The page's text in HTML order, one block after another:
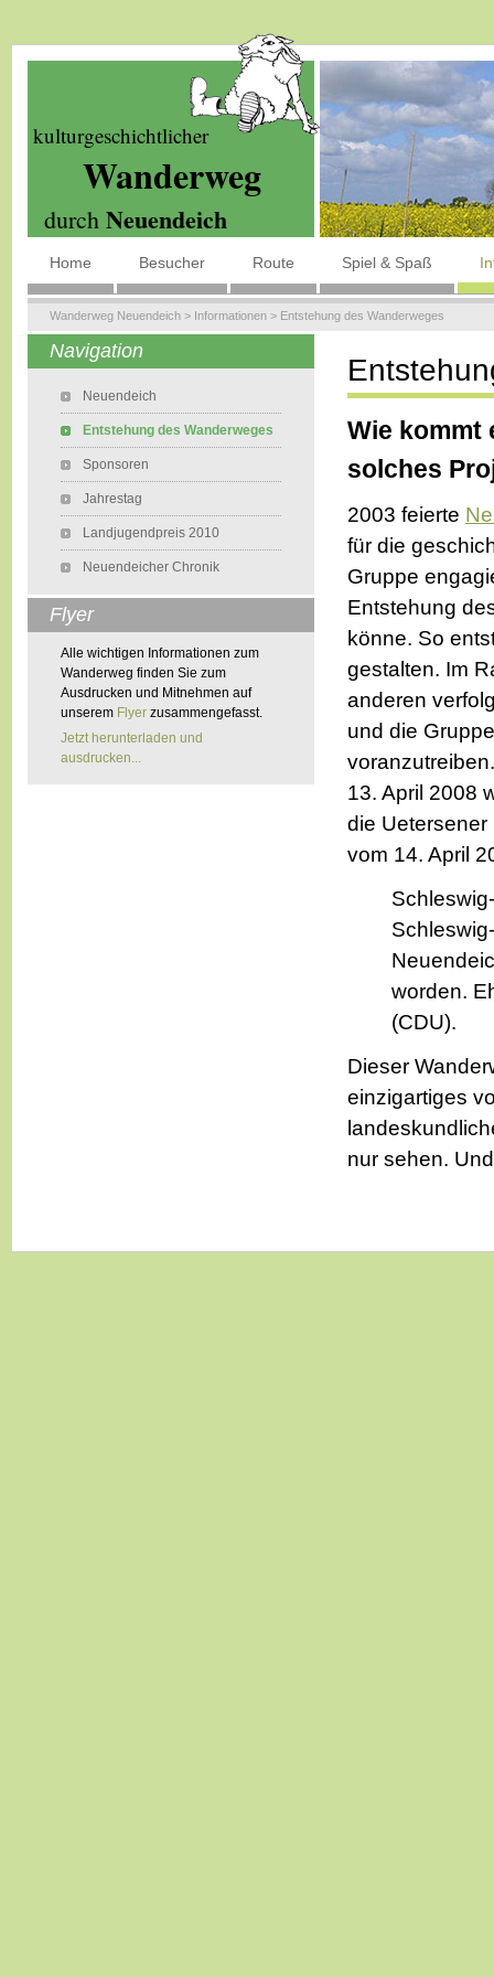
kulturgeschichtlicher
Wanderweg
durch Neuendeich
Home Besucher Route Spiel & Spaß
Wanderweg Neuendeich > Informationen > Entstehung des Wanderweges
Navigation
Neuendeich
Entstehung des Wanderweges
Sponsoren
Jahrestag
Landjugendpreis 2010
Neuendeicher Chronik
Flyer
Alle wichtigen Informationen zum
Wanderweg finden Sie zum
Ausdrucken und Mitnehmen auf
unserem Flyer zusammengefasst.
Jetzt herunterladen und
ausdrucken...
Wie kommt
solches
2003 feierte
für die
Gruppe
Entstehung
könne. So
gestalten. Im
anderen
und die
13. April 2008
die Uetersener
vom 14. April
worden.
(CDU).
Dieser
einzigartiges
nur sehen.